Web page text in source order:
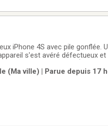
iPhone 4S avec pile gonflée.
s'est avéré défectueux
(Ma ville) | Parue depuis 17